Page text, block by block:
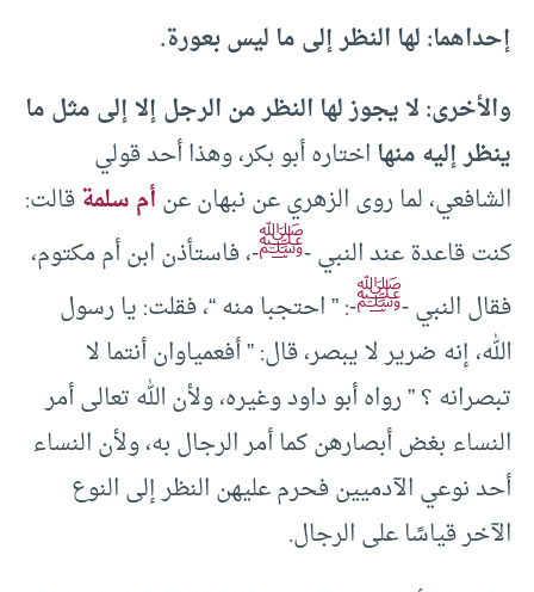
إحداهما: لها النظر إلى ما ليس بعورة.
والأخرى: لا يجوز لها النظر من الرجل إلا إلى مثل ما
ينظر إليه منهااختاره أبو بكر، وهذا أحد قولي
الشافعي، لما روى الزهري عن نبهان عنأم سلمةقالت:
كنت قاعدة عند النبي -ﷺ-، فاستأذن ابن أم مكتوم،
فقال النبي -ﷺ-: ” احتجبا منه “، فقلت: يا رسول
الله، إنه ضرير لا يبصر، قال: ” أفعمياوان أنتما لا
تبصرانه ؟ ” رواه أبو داود وغيره، ولأن الله تعالى أمر
النساء بغض أبصارهن كما أمر الرجال به، ولأن النساء
أحد نوعي الآدميين فحرم عليهن النظر إلى النوع
الآخر قياسًا على الرجال.